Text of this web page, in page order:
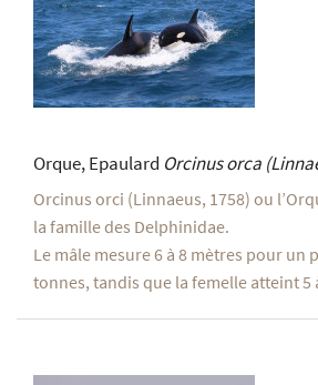
Orque, Epaulard Orcinus orca
Orcinus orci (Linnaeus, 1758) ou
la famille des Delphinidae.
Le mâle mesure 6 à 8 mètres pour un
tonnes, tandis que la femelle atteint